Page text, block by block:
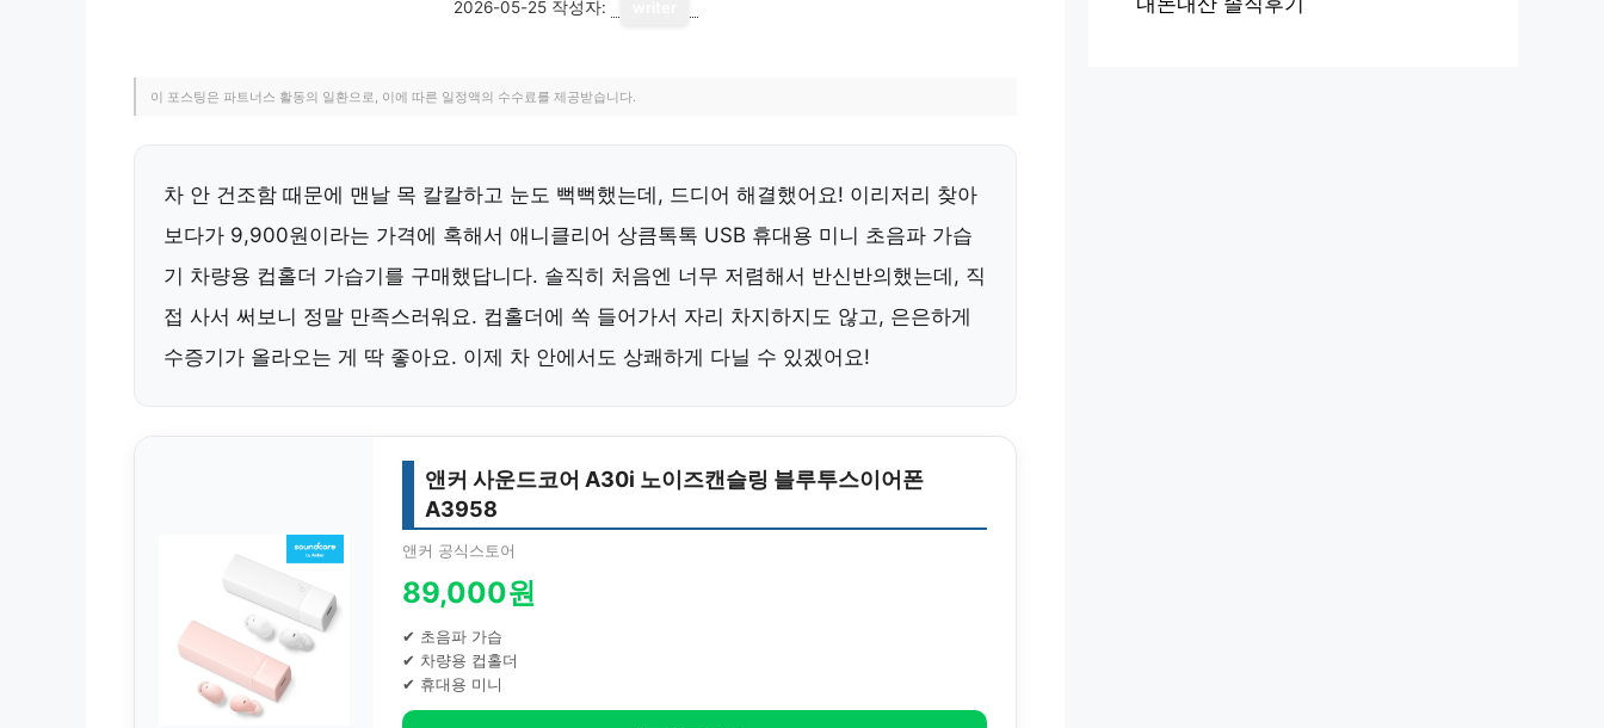
2026-05-25 작성자:
이 포스팅은 파트너스 활동의 일환으로, 이에 따른 일정액의 수수료를 제공받습니다.
차 안 건조함 때문에 맨날 목 칼칼하고 눈도 뻑뻑했는데, 드디어 해결했어요! 이리저리 찾아
보다가 9,900원이라는 가격에 혹해서 애니클리어 상큼톡톡 USB 휴대용 미니 초음파 가습
기 차량용 컵홀더 가습기를 구매했답니다. 솔직히 처음엔 너무 저렴해서 반신반의했는데, 직
접 사서 써보니 정말 만족스러워요. 컵홀더에 쏙 들어가서 자리 차지하지도 않고, 은은하게
수증기가 올라오는 게 딱 좋아요. 이제 차 안에서도 상쾌하게 다닐 수 있겠어요!
앤커 사운드코어 A30i 노이즈캔슬링 블루투스이어폰
A3958
앤커 공식스토어
89,000원
✔ 초음파 가습
✔ 차량용 컵홀더
✔ 휴대용 미니